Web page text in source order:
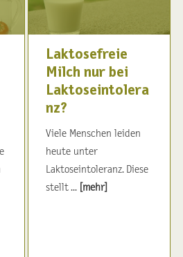
Laktosefreie
Milch nur bei
Laktoseintolera
nz?
Viele Menschen leiden
heute unter
Laktoseintoleranz. Diese
stellt ... [mehr]